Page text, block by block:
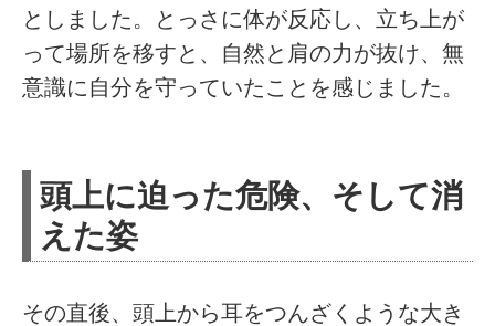
としました。とっさに体が反応し、立ち上が
って場所を移すと、自然と肩の力が抜け、無
意識に自分を守っていたことを感じました。
頭上に迫った危険、そして消
えた姿
その直後、頭上から耳をつんざくような大き